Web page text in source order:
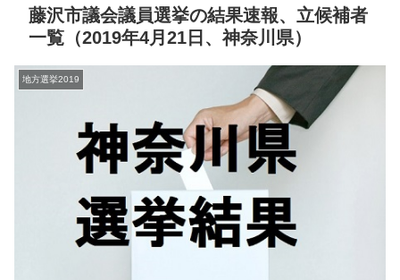
藤沢市議会議員選挙の結果速報、立候補者
一覧（2019年4月21日、神奈川県）
地方選挙2019